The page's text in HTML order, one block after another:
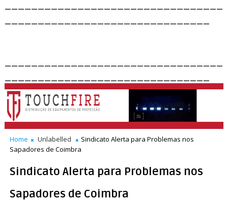
Home Unlabelled
Sindicato Alerta para Problemas nos
Sapadores de Coimbra
Sindicato Alerta para Problemas nos
Sapadores de Coimbra